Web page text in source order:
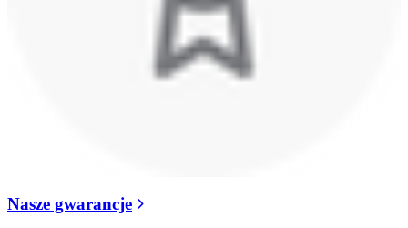
Nasze gwarancje